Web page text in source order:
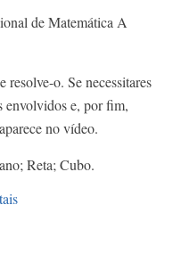
de Matemática A
resolve-o. Se necessitares
envolvidos e, por fim,
no vídeo.
Reta; Cubo.